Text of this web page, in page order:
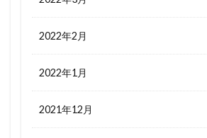
2022年2月
2022年1月
2021年12月